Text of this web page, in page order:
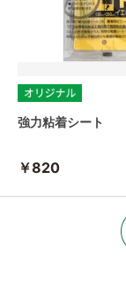
強力粘着シート
￥820